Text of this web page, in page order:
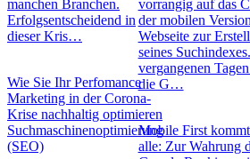
manchen Branchen.
Erfolgsentscheidend in
dieser Kris…
Wie Sie Ihr Perfomance
Marketing in der Corona-
Krise nachhaltig optimieren
Suchmaschinenoptimierung
(SEO)
vorrangig auf das
der mobilen
Webseite zur
seines
vergangenen
die G…
Mobile First
alle: Zur Wahrung